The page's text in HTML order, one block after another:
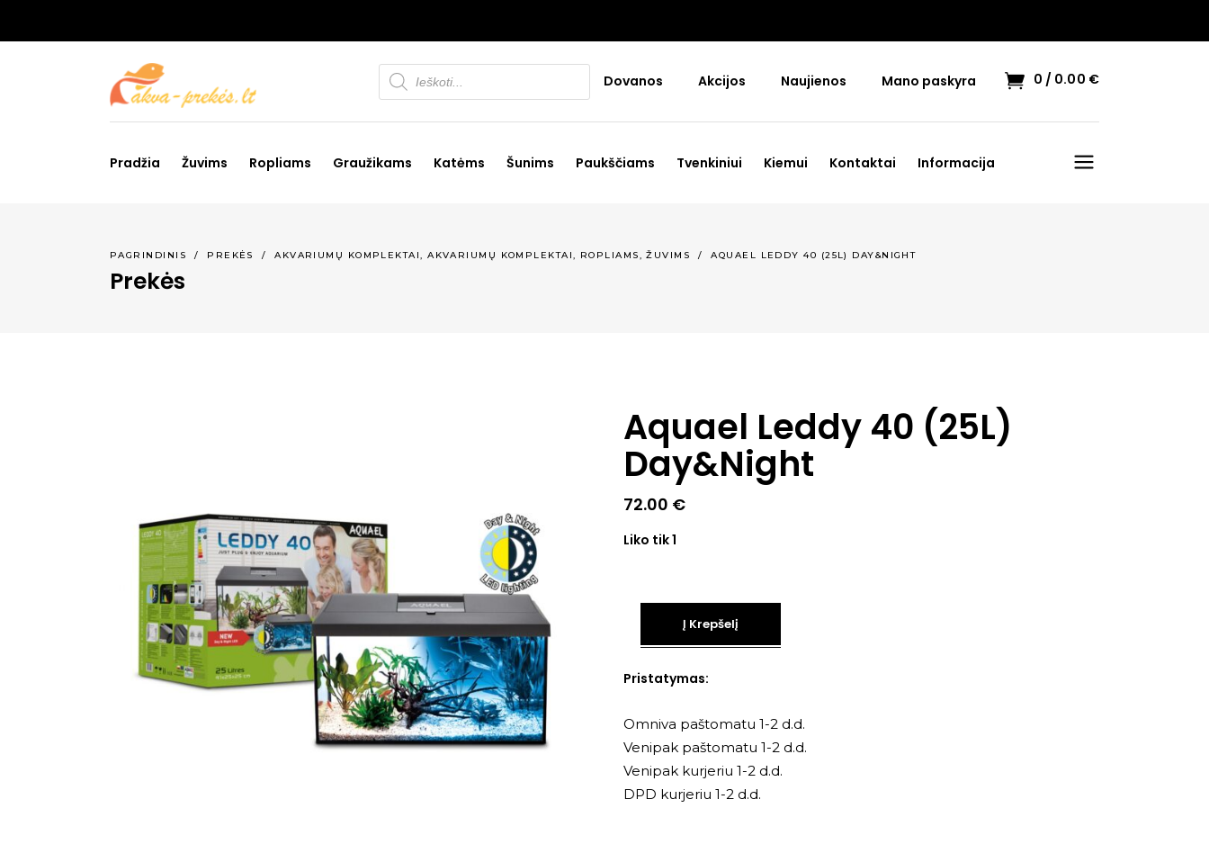
Products
search Dovanos Akcijos Naujienos Mano paskyra 0 0.00 €
Pradžia Žuvims Ropliams Graužikams Katėms Šunims Paukščiams Tvenkiniui Kiemui Kontaktai Informacija
PAGRINDINIS / PREKĖS /AKVARIUMŲ KOMPLEKTAI,AKVARIUMŲ KOMPLEKTAI, ROPLIAMS,ŽUVIMS /AQUAEL LEDDY 40 (25L) DAY&NIGHT
Prekės
Aquael Leddy 40 (25L)
Day&Night
72.00 €
Liko tik 1
Į Krepšelį
Pristatymas:
Omniva paštomatu 1-2 d.d.
Venipak paštomatu 1-2 d.d.
Venipak kurjeriu 1-2 d.d.
DPD kurjeriu 1-2 d.d.